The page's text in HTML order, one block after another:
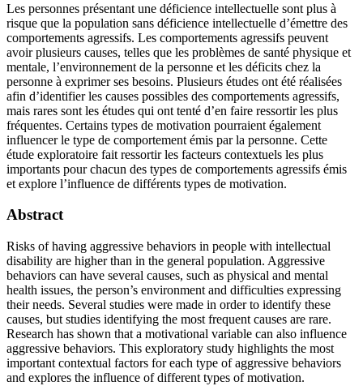
Les personnes présentant une déficience intellectuelle sont plus à
risque que la population sans déficience intellectuelle d’émettre des
comportements agressifs. Les comportements agressifs peuvent
avoir plusieurs causes, telles que les problèmes de santé physique et
mentale, l’environnement de la personne et les déficits chez la
personne à exprimer ses besoins. Plusieurs études ont été réalisées
afin d’identifier les causes possibles des comportements agressifs,
mais rares sont les études qui ont tenté d’en faire ressortir les plus
fréquentes. Certains types de motivation pourraient également
influencer le type de comportement émis par la personne. Cette
étude exploratoire fait ressortir les facteurs contextuels les plus
importants pour chacun des types de comportements agressifs émis
et explore l’influence de différents types de motivation.
Abstract
Risks of having aggressive behaviors in people with intellectual
disability are higher than in the general population. Aggressive
behaviors can have several causes, such as physical and mental
health issues, the person’s environment and difficulties expressing
their needs. Several studies were made in order to identify these
causes, but studies identifying the most frequent causes are rare.
Research has shown that a motivational variable can also influence
aggressive behaviors. This exploratory study highlights the most
important contextual factors for each type of aggressive behaviors
and explores the influence of different types of motivation.